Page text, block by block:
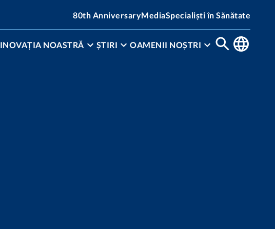
80th AnniversaryMediaSpecialiști în Sănătate
INOVAȚIA NOASTRĂ ȘTIRI OAMENII NOȘTRI